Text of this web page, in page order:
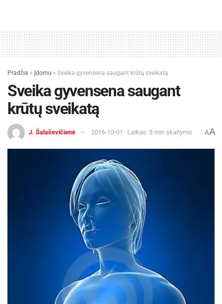
Pradžia » Įdomu » Sveika gyvensena saugant krūtų sveikatą
Sveika gyvensena saugant
krūtų sveikatą
J. Šalaševičienė 2016-10-01 Laikas: 3 min skaitymo AA